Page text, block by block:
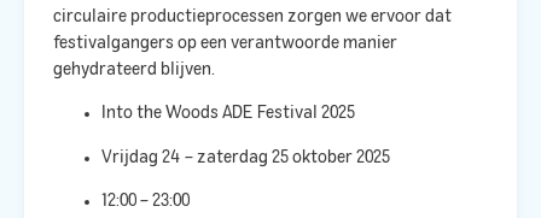
circulaire productieprocessen zorgen we ervoor dat
festivalgangers op een verantwoorde manier
gehydrateerd blijven.​
Into the Woods ADE Festival 2025
Vrijdag 24 – zaterdag 25 oktober 2025
12:00 – 23:00